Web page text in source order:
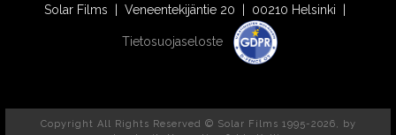
Solar Films | Veneentekijäntie 20 | 00210 Helsinki |
Tietosuojaseloste
Copyright All Rights Reserved © Solar Films 1995-2026, by